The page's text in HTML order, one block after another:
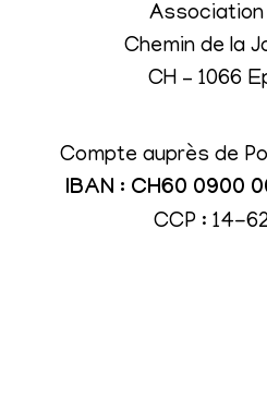
Association
Chemin de la
CH – 1066
Compte auprès de
IBAN : CH60 0900
CCP : 14-